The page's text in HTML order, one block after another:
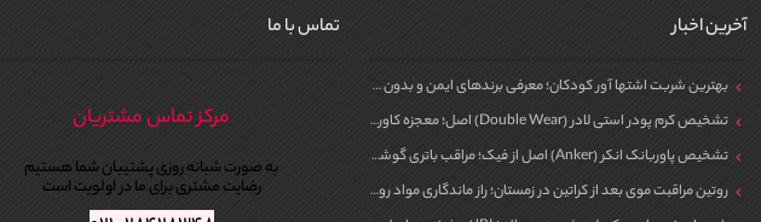
آخرین اخبار
بهترین شربت اشتها آور کودکان؛ معرفی برندهای ایمن و بدون سیپروهپتادین
تشخیص کرم پودر استی لادر (Double Wear) اصل؛ معجزه کاور برای پوست
تشخیص پاوربانک انکر (Anker) اصل از فیک؛ مراقب باتری گوشی خود باشید!
روتین مراقبت موی بعد از کراتین در زمستان؛ راز ماندگاری مواد روی مو
تماس با ما
مرکز تماس مشتریان
به صورت شبانه روزی پشتیبان شما هستیم
رضایت مشتری برای ما در اولویت است